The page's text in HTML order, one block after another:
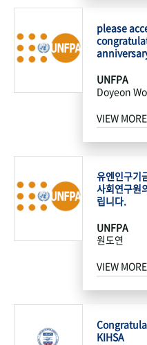
please
UNFPA
Doyeon
VIEW MORE
유엔인구기
사회연구원
립니다.
UNFPA
원도연
VIEW MORE
KIHSA